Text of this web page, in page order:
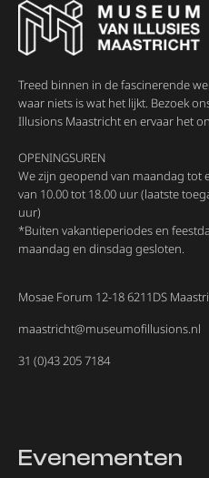
Treed binnen in de fascinerende
waar niets is wat het lijkt. Bezoek
Illusions Maastricht en ervaar het
OPENINGSUREN
We zijn geopend van maandag tot
van 10.00 tot 18.00 uur (laatste
uur)
*Buiten vakantieperiodes en
maandag en dinsdag gesloten.
Mosae Forum 12-18 6211DS
maastricht@museumofillusions.nl
31 (0)43 205 7184
Evenementen